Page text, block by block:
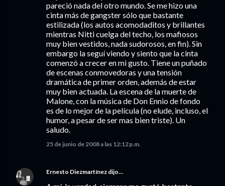
pareció nada del otro mundo. Se me hizo una
cinta más de gangster sólo que bastante
estilizada (los autos acomodaditos y brillantes
mientras Nitti cuelga del techo, los mafiosos
muy bien vestidos, nada sudorosos, en fin). Sin
embargo la seguí viendo y siento que la cinta
comenzó a crecer en mi gusto. Tiene un puñado
de escenas conmovedoras y una tensión
dramática de primer orden, además de estar
muy bien actuada. La escena de la muerte de
Malone, con la música de Don Ennio de fondo
es de lo mejor de la película (no elude, incluso, el
humor, a pesar de ser mas bien triste). Un
saludo.
25 de junio de 2008 a las 12:12 p.m.
Ernesto Diezmartínez dijo…